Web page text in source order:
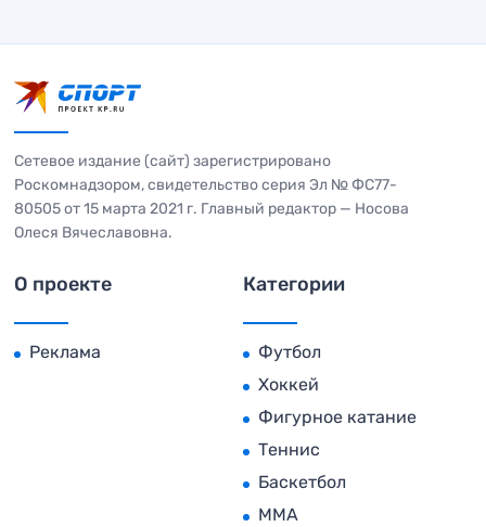
Сетевое издание (сайт) зарегистрировано
Роскомнадзором, свидетельство серия Эл № ФС77-
80505 от 15 марта 2021 г. Главный редактор — Носова
Олеся Вячеславовна.
О проекте
Реклама
Категории
Футбол
Хоккей
Фигурное катание
Теннис
Баскетбол
MMA